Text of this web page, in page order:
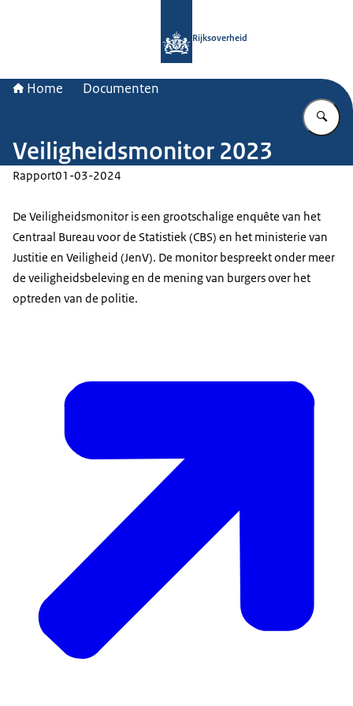
Rijksoverheid
Home Documenten
Veiligheidsmonitor 2023
Rapport01-03-2024
De Veiligheidsmonitor is een grootschalige enquête van het
Centraal Bureau voor de Statistiek (CBS) en het ministerie van
Justitie en Veiligheid (JenV). De monitor bespreekt onder meer
de veiligheidsbeleving en de mening van burgers over het
optreden van de politie.